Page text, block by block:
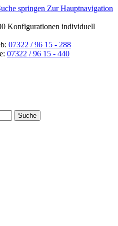
springen Zur Hauptnavigation
Konfigurationen individuell
07322 / 96 15 - 288
07322 / 96 15 - 440
Suche